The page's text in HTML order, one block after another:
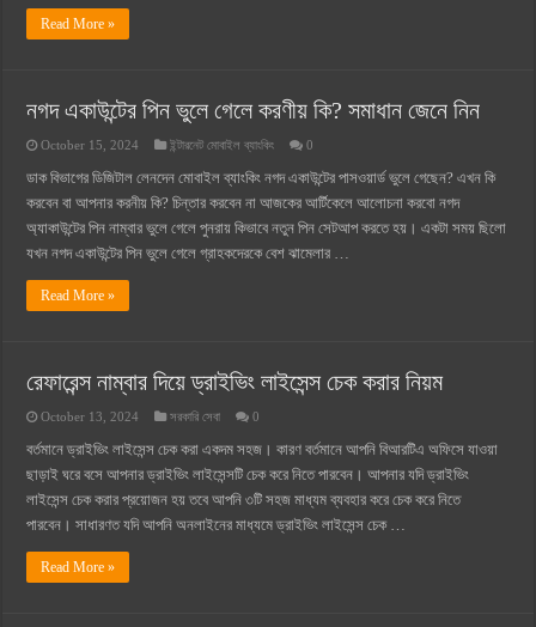
Read More »
নগদ একাউন্টের পিন ভুলে গেলে করণীয় কি? সমাধান জেনে নিন
October 15, 2024 ইন্টারনেট মোবাইল ব্যাংকিং 0
ডাক বিভাগের ডিজিটাল লেনদেন মোবাইল ব্যাংকিং নগদ একাউন্টের পাসওয়ার্ড ভুলে গেছেন? এখন কি
করবেন বা আপনার করনীয় কি? চিন্তার করবেন না আজকের আর্টিকেলে আলোচনা করবো নগদ
অ্যাকাউন্টের পিন নাম্বার ভুলে গেলে পুনরায় কিভাবে নতুন পিন সেটআপ করতে হয়। একটা সময় ছিলো
যখন নগদ একাউন্টের পিন ভুলে গেলে গ্রাহকদেরকে বেশ ঝামেলার …
Read More »
রেফারেন্স নাম্বার দিয়ে ড্রাইভিং লাইসেন্স চেক করার নিয়ম
October 13, 2024 সরকারি সেবা 0
বর্তমানে ড্রাইভিং লাইসেন্স চেক করা একদম সহজ। কারণ বর্তমানে আপনি বিআরটিএ অফিসে যাওয়া
ছাড়াই ঘরে বসে আপনার ড্রাইভিং লাইসেন্সটি চেক করে নিতে পারবেন। আপনার যদি ড্রাইভিং
লাইসেন্স চেক করার প্রয়োজন হয় তবে আপনি ৩টি সহজ মাধ্যম ব্যবহার করে চেক করে নিতে
পারবেন। সাধারণত যদি আপনি অনলাইনের মাধ্যমে ড্রাইভিং লাইসেন্স চেক …
Read More »